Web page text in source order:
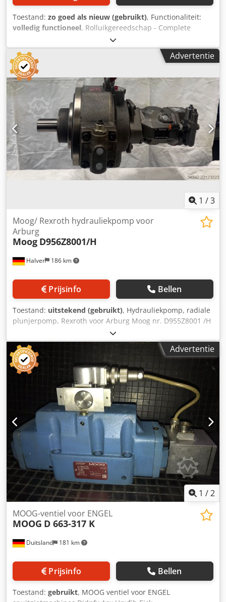
Toestand: zo goed als nieuw (gebruikt), Functionaliteit:
volledig functioneel, Rolluikgereedschap - Complete
spuitmond met verwarmingselement en
kalibreergereedschap * Gereedschapsaansluiting
momenteel voor Weber CE7 andere aansluitingen mogelijk
op aanvraag Dedpjxgpbbsfx Ab Eeck - Dubbele uitvoer 2x 5
m/min - Rolluikdekkingsbreedte 52 mm - Volledig
ingelopen - Inclusief spanplaat (zoals afgebeeld), geschikt
voor montage op de kalibratie-eenheid
Advertentie
1 /3
Halver 186 km
Moog/ Rexroth hydrauliekpomp voor
Arburg
Moog D956Z8001/H
Prijsinfo Bellen
Toestand: uitstekend (gebruikt), Hydrauliekpomp, radiale
plunjerpomp, Rexroth voor Arburg Moog nr. D955Z8001 /H
Type HZR18A1RKP100TM28R1Z00DS1 Dsdpszdf H Nsfx Ab
Eeck 100 cc S/N 20060056
Advertentie
1 /2
Duitsland 181 km
MOOG-ventiel voor ENGEL
MOOG D 663-317 K
Prijsinfo Bellen
Toestand: gebruikt, MOOG ventiel voor ENGEL